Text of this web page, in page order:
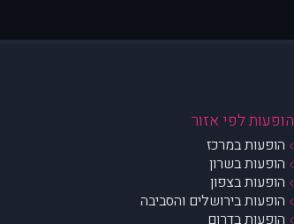
הופעות לפי אזור
הופעות במרכז
הופעות בשרון
הופעות בצפון
הופעות בירושלים והסביבה
הופעות בדרום